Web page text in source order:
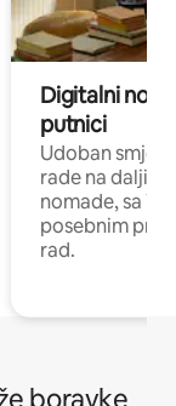
Digitalni
putnici
Udoban
rade na
nomade, sa
posebnim
rad.